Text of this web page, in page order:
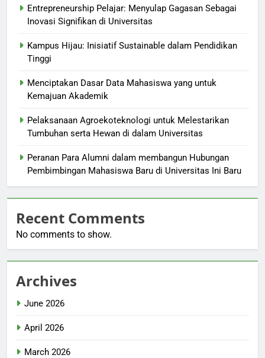
Entrepreneurship Pelajar: Menyulap Gagasan Sebagai
Inovasi Signifikan di Universitas
Kampus Hijau: Inisiatif Sustainable dalam Pendidikan
Tinggi
Menciptakan Dasar Data Mahasiswa yang untuk
Kemajuan Akademik
Pelaksanaan Agroekoteknologi untuk Melestarikan
Tumbuhan serta Hewan di dalam Universitas
Peranan Para Alumni dalam membangun Hubungan
Pembimbingan Mahasiswa Baru di Universitas Ini Baru
Recent Comments
No comments to show.
Archives
June 2026
April 2026
March 2026